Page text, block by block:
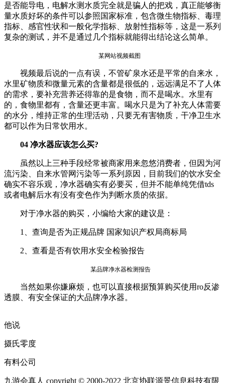
是否能导电，电解水测水质完全就是骗人的把戏，真正能够衡
量水质好坏的条件可以参照国家标准，包含微生物指标、毒理
指标、感官性状和一般化学指标、放射性指标等，这是一系列
复杂的测试，并不是通过几个指标就能得出结论这么简单。
某网站视频截图
视频最后说的一点有误，不管矿泉水还是平常的自来水，
水里矿物质和微量元素的含量都是很低的，远远满足不了人体
的需求，要补充营养还得靠的是食物，而不是喝水。水里有
的，食物里都有，含量还更丰富。喝水只是为了补充人体需要
的水分，维持正常的生理活动，只要无有害物质，干净卫生水
都可以作为日常饮用水。
04 净水器应该怎么买?
虽然以上三种手段经常被商家用来忽悠消费者，但因为河
流污染、自来水管网污染等一系列原因，目前我们的饮水安全
确实不容乐观，净水器确实有必要买，但并不能单纯凭借tds
或者电解后水有没有变色作为判断水质的依据。
对于净水器的购买，小编给大家的建议是：
1、查询是否为正规品牌 国家知识产权局商标局
2、查看是否有饮用水安全检验报告
某品牌净水器检测报告
当然如果你嫌麻烦，也可以直接根据预算购买使用ro反渗
透膜、有安全保证的大品牌净水器。
他说
摄氏零度
有料公司
九游会真人 copyright © 2000-2022 北京协联源景信息科技有限